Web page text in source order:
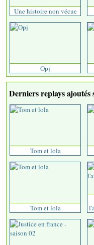
Une histoire non vécue
Opj
Derniers replays
Tom et lola
Tom et lola